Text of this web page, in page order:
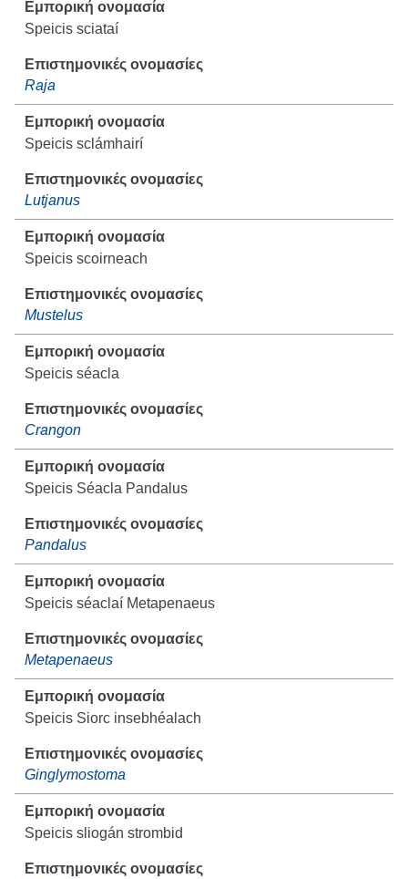
Speicis sciataí
Raja
Speicis sclámhairí
Lutjanus
Speicis scoirneach
Mustelus
Speicis séacla
Crangon
Speicis Séacla Pandalus
Pandalus
Speicis séaclaí Metapenaeus
Metapenaeus
Speicis Siorc insebhéalach
Ginglymostoma
Speicis sliogán strombid